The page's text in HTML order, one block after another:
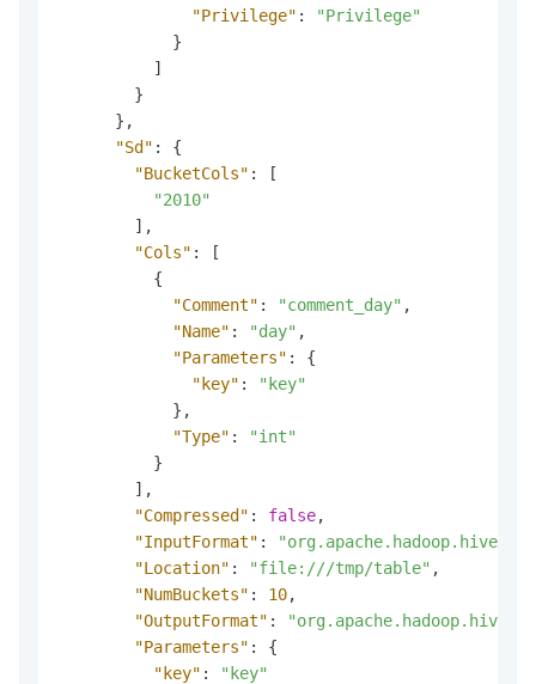
"Privilege" :
"Privilege"
}
]
}
} ,
"Sd" :
{
"BucketCols" :
[
"2010"
] ,
"Cols" :
[
{
"Comment" : "comment_day" ,
"Name" : "day" ,
"Parameters" :
{
"key" :
"key"
} ,
"Type" :
"int"
}
] ,
"Compressed" : false,
"InputFormat" :
"Location" : "file:///tmp/table" ,
"NumBuckets" : 10,
"OutputFormat" :
"Parameters" :
{
"key" :
"key"